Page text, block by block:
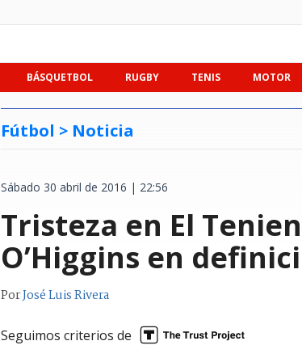
BÁSQUETBOL RUGBY TENIS MOTOR
Fútbol > Noticia
Sábado 30 abril de 2016 | 22:56
Tristeza en El
O’Higgins en
PorJosé Luis Rivera
Seguimos criterios de